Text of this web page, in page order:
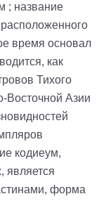
; название
время основал
как
Тихого
Восточной Азии
кодиеум,
является
форма